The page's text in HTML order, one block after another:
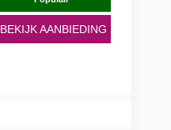
BEKIJK AANBIEDING